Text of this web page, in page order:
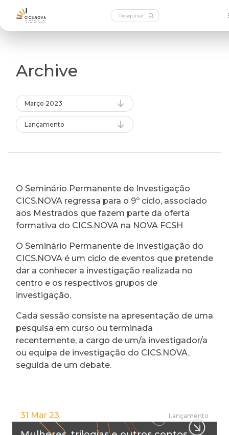
Archive
Março 2023
Lançamento
O Seminário Permanente de Investigação
CICS.NOVA regressa para o 9º ciclo, associado
aos Mestrados que fazem parte da oferta
formativa do CICS.NOVA na NOVA FCSH
O Seminário Permanente de Investigação do
CICS.NOVA é um ciclo de eventos que pretende
dar a conhecer a investigação realizada no
centro e os respectivos grupos de
investigação.
Cada sessão consiste na apresentação de uma
pesquisa em curso ou terminada
recentemente, a cargo de um/a investigador/a
ou equipa de investigação do CICS.NOVA,
seguida de um debate.
31 Mar 23 Lançamento